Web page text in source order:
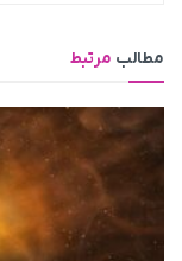
مطالب مرتبط